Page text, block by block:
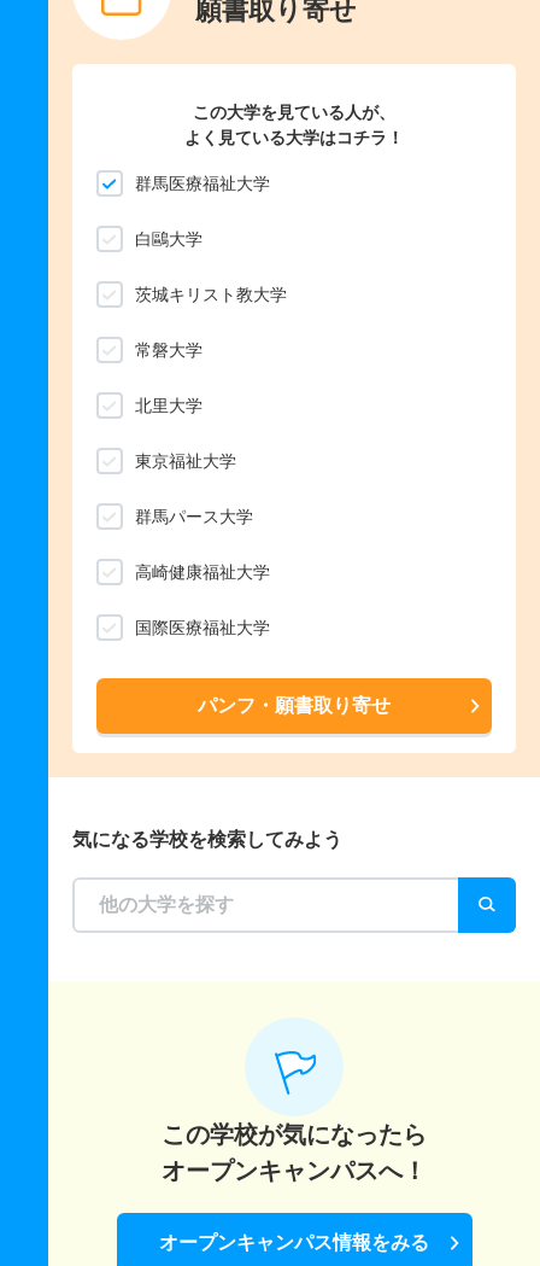
願書取り寄せ
この大学を見ている人が、
よく見ている大学はコチラ！
群馬医療福祉大学
白鷗大学
茨城キリスト教大学
常磐大学
北里大学
東京福祉大学
群馬パース大学
高崎健康福祉大学
国際医療福祉大学
パンフ・願書取り寄せ
気になる学校を検索してみよう
この学校が気になったら
オープンキャンパスへ！
オープンキャンパス情報をみる